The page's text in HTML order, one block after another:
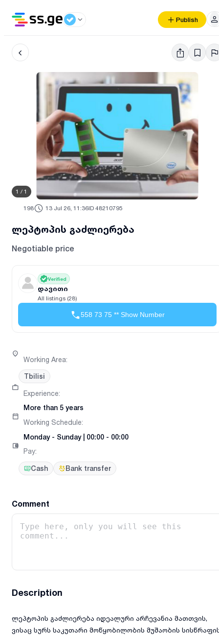
Publish
1 / 1
198 13 Jul 26, 11:36ID 48210795
ლეპტოპის გაძლიერება
Negotiable price
Verified
დავითი
All listings (28)
558 73 75 ** Show Number
Working Area:
Tbilisi
Experience:
More than 5 years
Working Schedule:
Monday- Sunday| 00:00 - 00:00
Pay:
Cash Bank transfer
Comment
Description
ლეპტოპის გაძლიერება იდეალური არჩევანია მათთვის,
ვისაც სურს საკუთარი მოწყობილობის მუშაობის